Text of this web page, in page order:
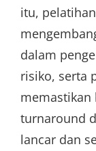
itu,
dalam
risiko, serta
memastikan
turnaround
lancar dan